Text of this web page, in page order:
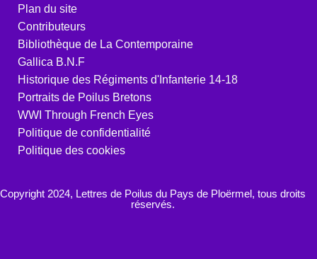
Plan du site
Contributeurs
Bibliothèque de La Contemporaine
Gallica B.N.F
Historique des Régiments d'Infanterie 14-18
Portraits de Poilus Bretons
WWI Through French Eyes
Politique de confidentialité
Politique des cookies
Copyright 2024, Lettres de Poilus du Pays de Ploërmel, tous droits
réservés.